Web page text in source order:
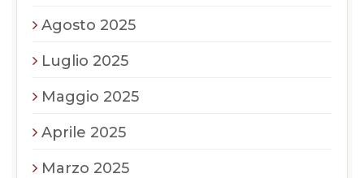
Agosto 2025
Luglio 2025
Maggio 2025
Aprile 2025
Marzo 2025